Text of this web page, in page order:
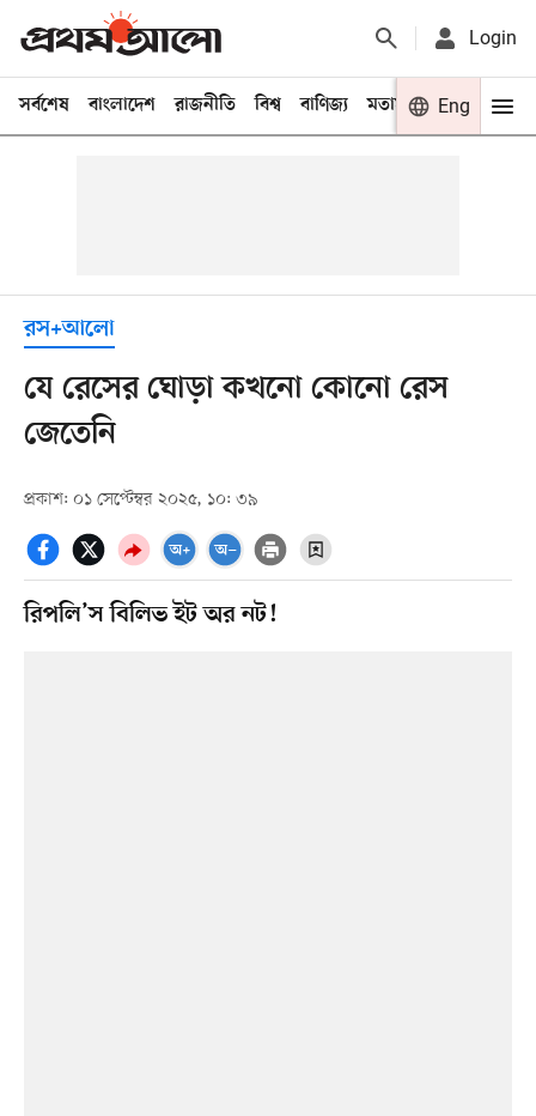
Login
সর্বশেষ বাংলাদেশ রাজনীতি বিশ্ব বাণিজ্য মতামত খেলা
Eng
রস+আলো
যে রেসের ঘোড়া কখনো কোনো রেস
জেতেনি
প্রকাশ: ০১ সেপ্টেম্বর ২০২৫, ১০: ৩৯
রিপলি’স বিলিভ ইট অর নট!